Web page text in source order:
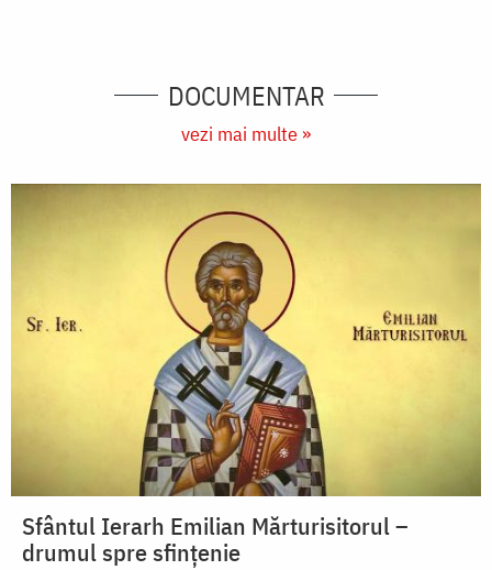
DOCUMENTAR
vezi mai multe »
Sfântul Ierarh Emilian Mărturisitorul –
drumul spre sfințenie